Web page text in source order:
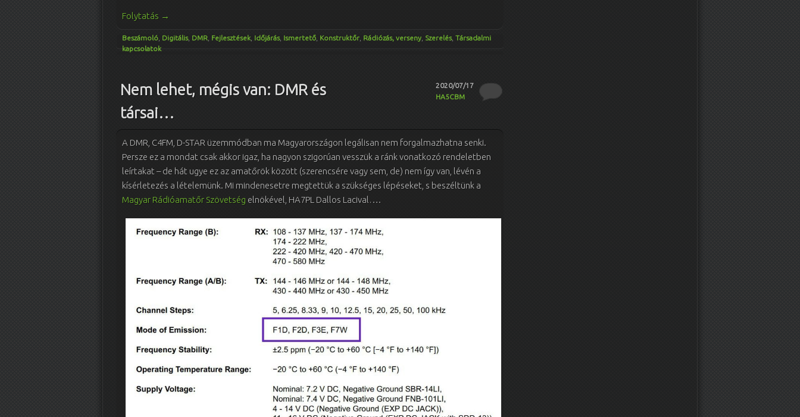
Folytatás →
Beszámoló Digitális, DMR Fejlesztések Időjárás, Ismertető Konstruktőr Rádiózás, verseny Szerelés, Társadalmi
kapcsolatok
Nem lehet, mégis van: DMR és
társai…
2020/07/17
HA5CBM
A DMR, C4FM, D-STAR üzemmódban ma Magyarországon legálisan nem forgalmazhatna senki.
Persze ez a mondat csak akkor igaz, ha nagyon szigorúan vesszük a ránk vonatkozó rendeletben
leírtakat – de hát ugye ez az amatőrök között (szerencsére vagy sem, de) nem így van, lévén a
kísérletezés a lételemünk. Mi mindenesetre megtettük a szükséges lépéseket, s beszéltünk a
Magyar Rádióamatőr Szövetség elnökével, HA7PL Dallos Lacival….